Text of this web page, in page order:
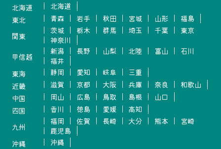
北海道
北海道
東北
青森 岩手 秋田 宮城 山形
福島
関東
茨城 栃木 群馬 埼玉 千葉
東京
神奈川
甲信越
新潟 長野 山梨 北陸 富山
石川
福井
東海
静岡 愛知 岐阜
三重
近畿
滋賀 京都 大阪 兵庫 奈良
和歌山
中国
岡山 広島 鳥取 島根
山口
四国
香川 徳島 愛媛
高知
九州
福岡 佐賀 長崎 大分 熊本
宮崎
鹿児島
沖縄
沖縄